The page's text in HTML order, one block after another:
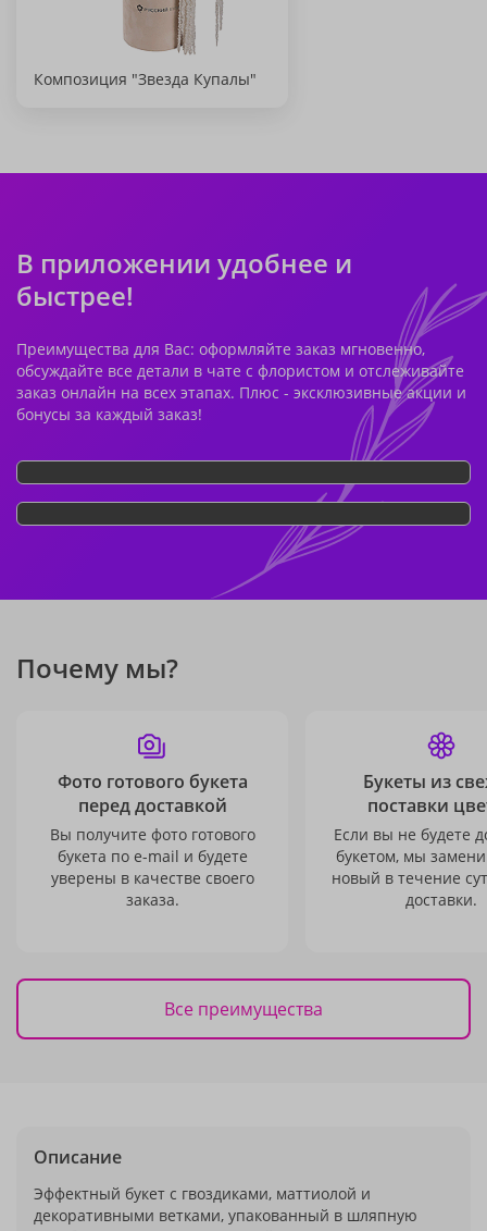
Композиция "Звезда Купалы"
В приложении удобнее и
быстрее!
Преимущества для Вас: оформляйте заказ мгновенно,
обсуждайте все детали в чате с флористом и отслеживайте
заказ онлайн на всех этапах. Плюс - эксклюзивные акции и
бонусы за каждый заказ!
Почему мы?
Фото готового букета
перед доставкой
Вы получите фото готового
букета по e-mail и будете
уверены в качестве своего
заказа.
Букеты из
поставки
Если вы не будете
букетом, мы
новый в течение
доставки.
Все преимущества
Описание
Эффектный букет с гвоздиками, маттиолой и
декоративными ветками, упакованный в шляпную